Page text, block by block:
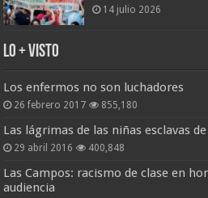
14 julio 2026
Lo + Visto
Los enfermos no son luchadores
26 febrero 2017 855,180
Las lágrimas de las niñas esclavas
29 abril 2016 400,848
Las Campos: racismo de clase en
audiencia